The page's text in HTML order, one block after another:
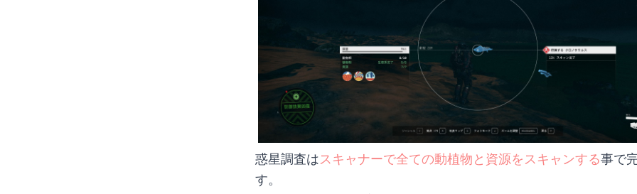
惑星調査はスキャナーで全ての動植物と資源をスキャンする事で
す。